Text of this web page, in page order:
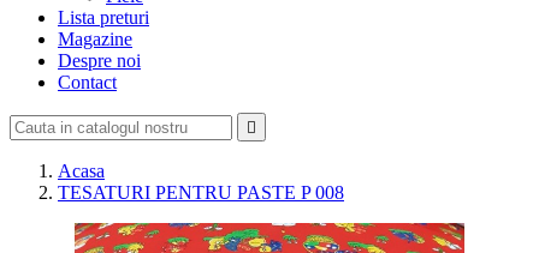
Lista preturi
Magazine
Despre noi
Contact

Acasa
TESATURI PENTRU PASTE P 008